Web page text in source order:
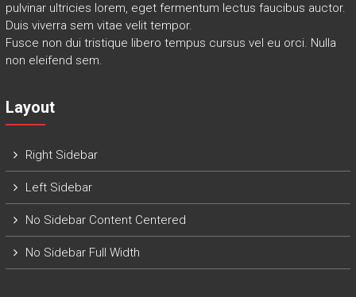
pulvinar ultricies lorem, eget fermentum lectus faucibus auctor.
Duis viverra sem vitae velit tempor.
Fusce non dui tristique libero tempus cursus vel eu orci. Nulla
non eleifend sem.
Layout
Right Sidebar
Left Sidebar
No Sidebar Content Centered
No Sidebar Full Width